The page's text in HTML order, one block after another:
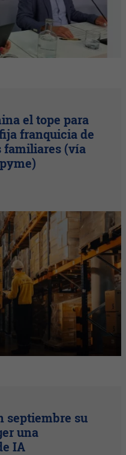
el tope para
franquicia de
familiares (vía
septiembre su
una
IA